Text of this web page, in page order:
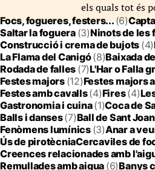
els quals tot és
Focs, fogueres, festers...(6)
Saltar la foguera (3)Ninots de les
Construcció i crema de bujots (4)
La Flama del Canigó(8)Baixada
Rodada de falles (7)L'Har o Falla
Festes majors (12)Festes majors
Festes amb cavalls(4)Fires(4)
Gastronomia i cuina(1)Coca de
Balls i danses(7)Ball de Sant
Fenòmens lumínics (3)Anar a
Ús de pirotècniaCercaviles de
Creences relacionades amb
Remullades amb aigua (6)Banys